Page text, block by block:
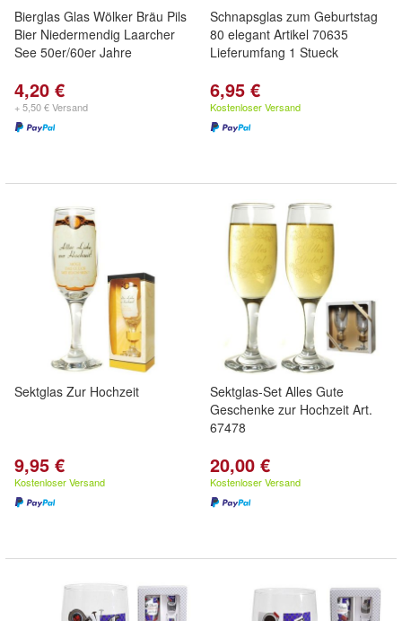
Bierglas Glas Wölker Bräu Pils
Bier Niedermendig Laarcher
See 50er/60er Jahre
4,20 €
+ 5,50 € Versand
Schnapsglas zum Geburtstag
80 elegant Artikel 70635
Lieferumfang 1 Stueck
6,95 €
Kostenloser Versand
Sektglas Zur Hochzeit
9,95 €
Kostenloser Versand
Sektglas-Set Alles Gute
Geschenke zur Hochzeit Art.
67478
20,00 €
Kostenloser Versand